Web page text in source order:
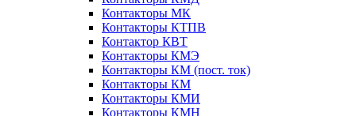
Контакторы МК
Контакторы КТПВ
Контактор КВТ
Контакторы КМЭ
Контакторы КМ (пост. ток)
Контакторы КМ
Контакторы КМИ
Контакторы КМН